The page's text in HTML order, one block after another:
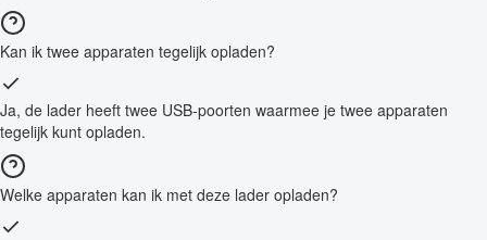
Kan ik twee apparaten tegelijk opladen?
Ja, de lader heeft twee USB-poorten waarmee je twee apparaten
tegelijk kunt opladen.
Welke apparaten kan ik met deze lader opladen?